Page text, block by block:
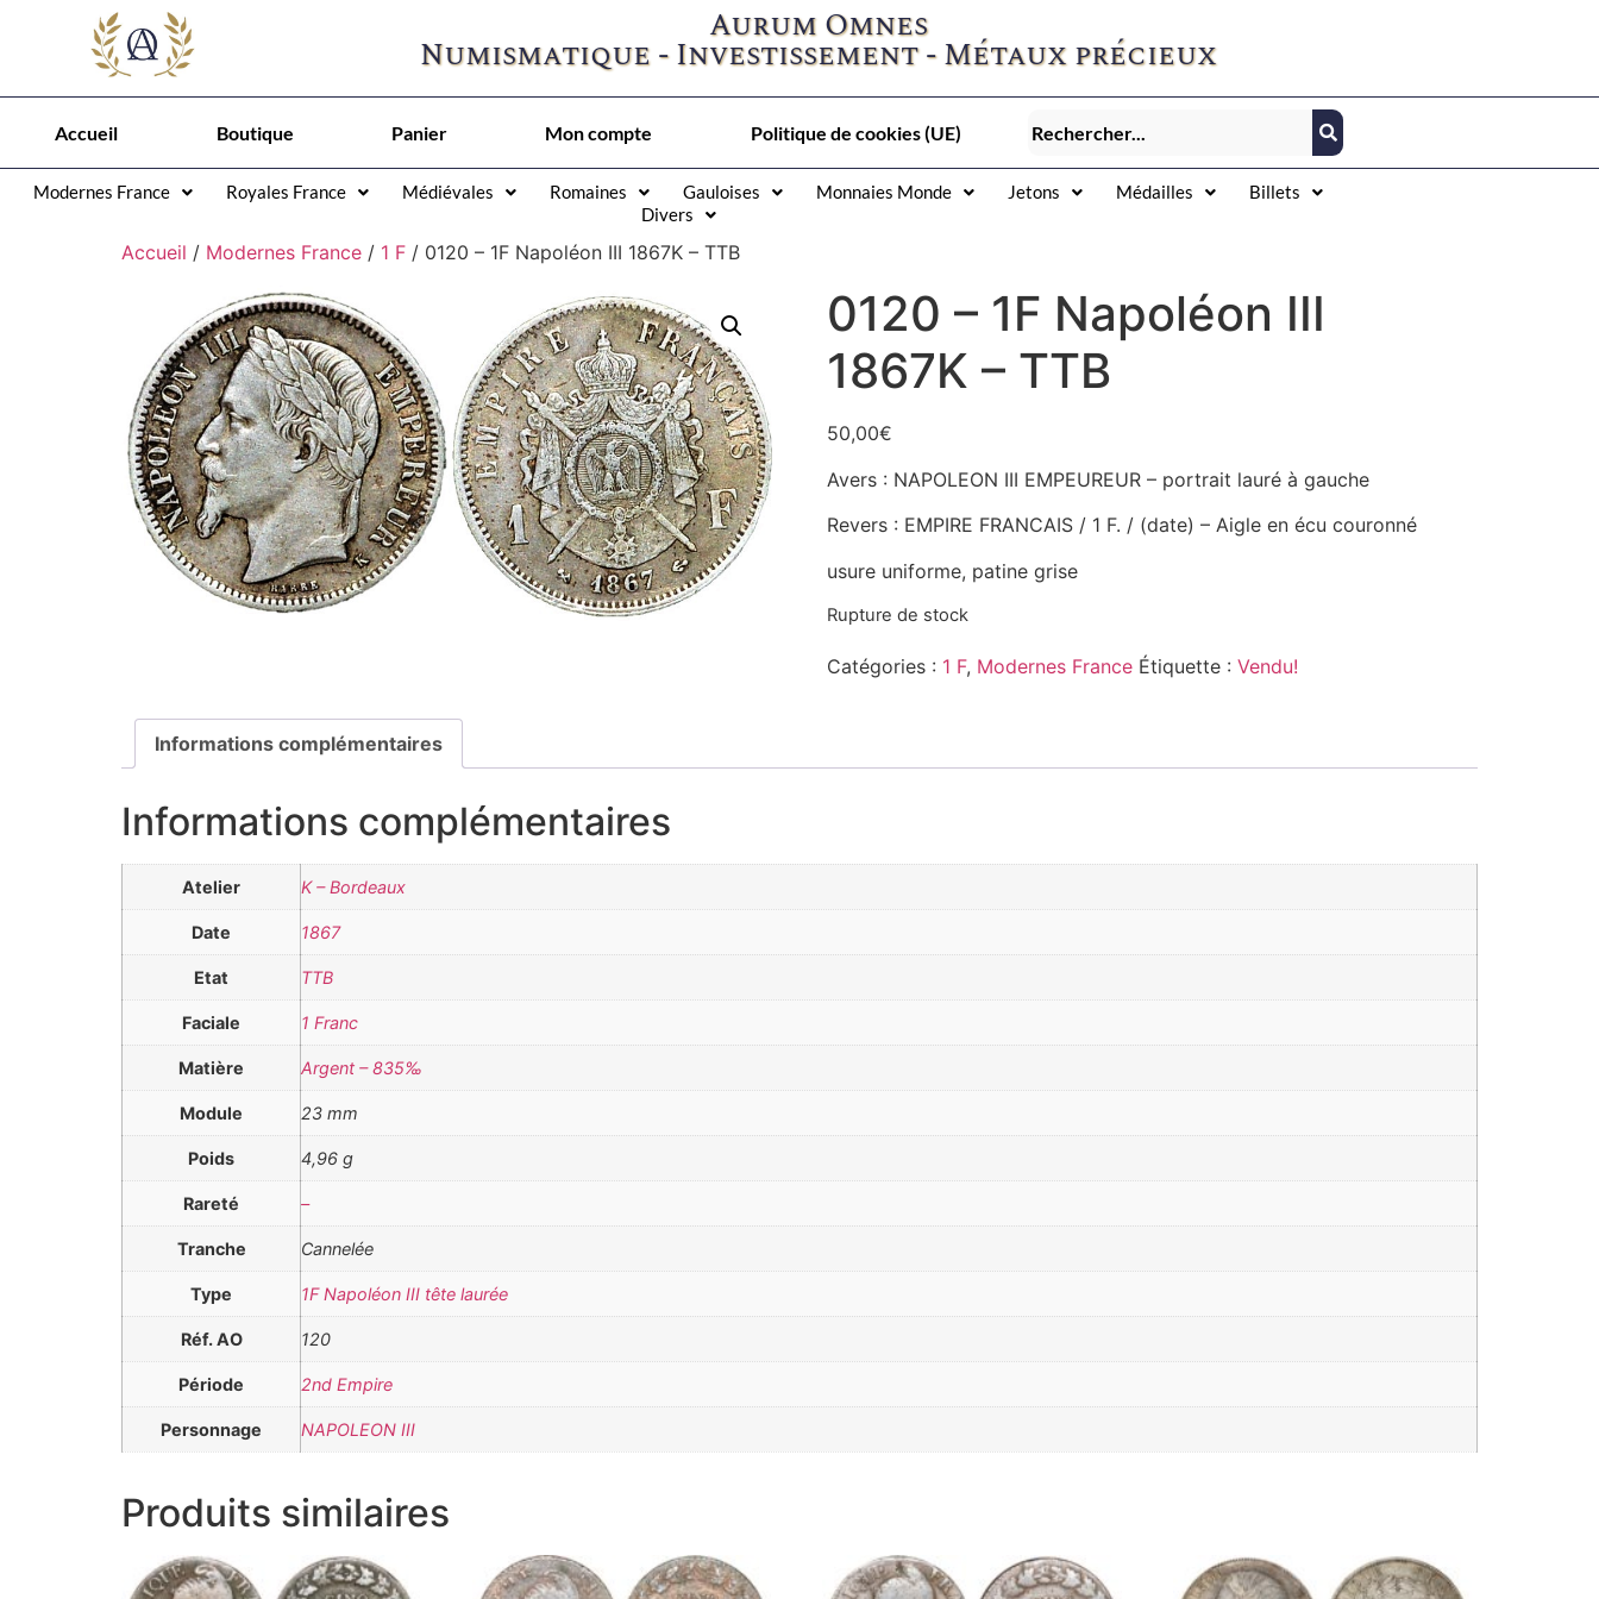
Aurum Omnes
Numismatique - Investissement - Métaux précieux
Accueil Boutique Panier Mon compte Politique de cookies (UE)
Modernes France Royales France Médiévales Romaines Gauloises Monnaies Monde Jetons Médailles
Billets
Divers
Accueil / Modernes France / 1 F / 0120 – 1F Napoléon III 1867K – TTB
0120 – 1F Napoléon III
1867K – TTB
50,00€
Avers : NAPOLEON III EMPEUREUR – portrait lauré à gauche
Revers : EMPIRE FRANCAIS / 1 F. / (date) – Aigle en écu couronné
usure uniforme, patine grise
Rupture de stock
Catégories : 1 F, Modernes France Étiquette : Vendu!
Informations complémentaires
Informations complémentaires
Atelier K – Bordeaux
Date 1867
Etat TTB
Faciale 1 Franc
Matière Argent – 835‰
Module 23 mm
Poids 4,96 g
Rareté –
Tranche Cannelée
Type 1F Napoléon III tête laurée
Réf. AO 120
Période 2nd Empire
Personnage NAPOLEON III
Produits similaires